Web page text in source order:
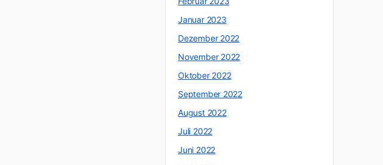
Januar 2023
Dezember 2022
November 2022
Oktober 2022
September 2022
August 2022
Juli 2022
Juni 2022